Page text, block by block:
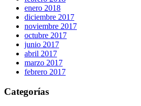
enero 2018
diciembre 2017
noviembre 2017
octubre 2017
junio 2017
abril 2017
marzo 2017
febrero 2017
Categorías